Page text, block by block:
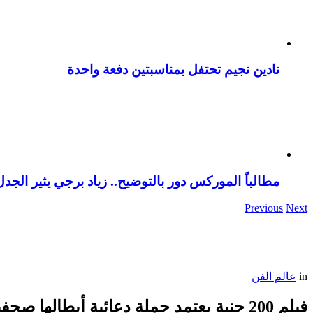
نادين نجيم تحتفل بمناسبتين دفعة واحدة
مطالباً الموركس دور بالتوضيح.. زياد برجي يثير
Previous Next
in عالم الفن
فيلم 200 جنية يعتمد حملة دعائية أبطالها صحفيون